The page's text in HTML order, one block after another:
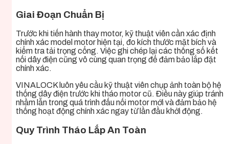
Giai Đoạn Chuẩn Bị
Trước khi tiến hành thay motor, kỹ thuật viên cần xác định
chính xác model motor hiện tại, đo kích thước mặt bích và
kiểm tra tải trọng cổng. Việc ghi chép lại các thông số kết
nối dây điện cũng vô cùng quan trọng để đảm bảo lắp đặt
chính xác.
VINALOCK luôn yêu cầu kỹ thuật viên chụp ảnh toàn bộ hệ
thống dây điện trước khi tháo motor cũ. Điều này giúp tránh
nhầm lẫn trong quá trình đấu nối motor mới và đảm bảo hệ
thống hoạt động chính xác ngay từ lần đầu khởi động.
Quy Trình Tháo Lắp An Toàn